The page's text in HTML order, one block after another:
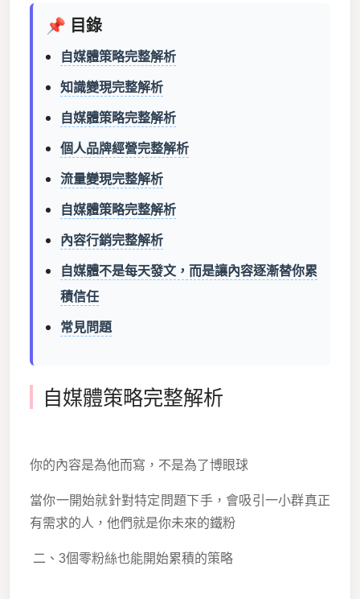
📌 目錄
自媒體策略完整解析
知識變現完整解析
自媒體策略完整解析
個人品牌經營完整解析
流量變現完整解析
自媒體策略完整解析
內容行銷完整解析
自媒體不是每天發文，而是讓內容逐漸替你累
積信任
常見問題
自媒體策略完整解析
你的內容是為他而寫，不是為了博眼球
當你一開始就針對特定問題下手，會吸引一小群真正
有需求的人，他們就是你未來的鐵粉
二、3個零粉絲也能開始累積的策略